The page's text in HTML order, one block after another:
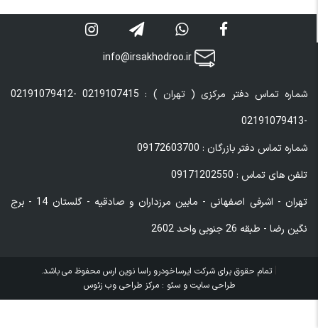
شماره تماس دفتر مرکزی ( تهران ) : 0219107415 -02191079412
-02191079413
شماره تماس دفتر بازرگان : 09172603700
تلفن های تماس : 09171202550
تهران - اشرفی اصفهانی - مابین مرزداران و صادقیه - گلستان 14 - برج
نگین رضا - طبقه 26 جنوبی واحد 2602
تمام حقوق برای شرکت ایرساخودرو راسا نوین ارس محفوظ می باشد.|
طراحی سایت وسئو :مرکز طراحی وب زئوس